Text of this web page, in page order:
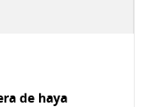
de haya